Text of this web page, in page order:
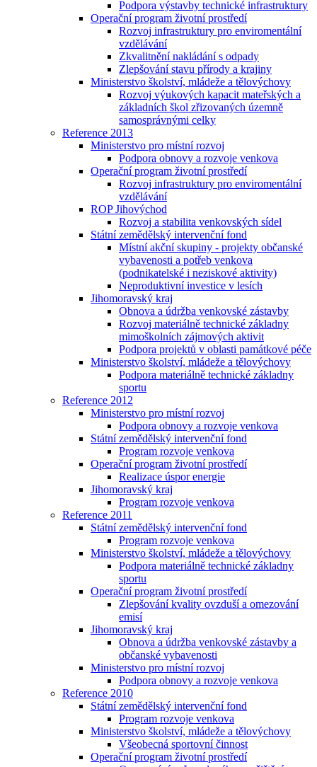
Podpora výstavby technické infrastruktury
Operační program životní prostředí
Rozvoj infrastruktury pro enviromentální
vzdělávání
Zkvalitnění nakládání s odpady
Zlepšování stavu přírody a krajiny
Ministerstvo školství, mládeže a tělovýchovy
Rozvoj výukových kapacit mateřských a
základních škol zřizovaných územně
samosprávnými celky
Reference 2013
Ministerstvo pro místní rozvoj
Podpora obnovy a rozvoje venkova
Operační program životní prostředí
Rozvoj infrastruktury pro enviromentální
vzdělávání
ROP Jihovýchod
Rozvoj a stabilita venkovských sídel
Státní zemědělský intervenční fond
Místní akční skupiny - projekty občanské
vybavenosti a potřeb venkova
(podnikatelské i neziskové aktivity)
Neproduktivní investice v lesích
Jihomoravský kraj
Obnova a údržba venkovské zástavby
Rozvoj materiálně technické základny
mimoškolních zájmových aktivit
Podpora projektů v oblasti památkové péče
Ministerstvo školství, mládeže a tělovýchovy
Podpora materiálně technické základny
sportu
Reference 2012
Ministerstvo pro místní rozvoj
Podpora obnovy a rozvoje venkova
Státní zemědělský intervenční fond
Program rozvoje venkova
Operační program životní prostředí
Realizace úspor energie
Jihomoravský kraj
Program rozvoje venkova
Reference 2011
Státní zemědělský intervenční fond
Program rozvoje venkova
Ministerstvo školství, mládeže a tělovýchovy
Podpora materiálně technické základny
sportu
Operační program životní prostředí
Zlepšování kvality ovzduší a omezování
emisí
Jihomoravský kraj
Obnova a údržba venkovské zástavby a
občanské vybavenosti
Ministerstvo pro místní rozvoj
Podpora obnovy a rozvoje venkova
Reference 2010
Státní zemědělský intervenční fond
Program rozvoje venkova
Ministerstvo školství, mládeže a tělovýchovy
Všeobecná sportovní činnost
Operační program životní prostředí